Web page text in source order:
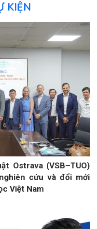
KIỆN
Ostrava (VSB–TUO)
cứu và đổi mới
Việt Nam